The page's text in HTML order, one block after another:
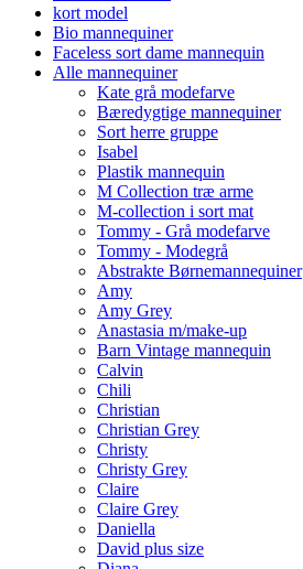
kort model
Bio mannequiner
Faceless sort dame mannequin
Alle mannequiner
Kate grå modefarve
Bæredygtige mannequiner
Sort herre gruppe
Isabel
Plastik mannequin
M Collection træ arme
M-collection i sort mat
Tommy - Grå modefarve
Tommy - Modegrå
Abstrakte Børnemannequiner
Amy
Amy Grey
Anastasia m/make-up
Barn Vintage mannequin
Calvin
Chili
Christian
Christian Grey
Christy
Christy Grey
Claire
Claire Grey
Daniella
David plus size